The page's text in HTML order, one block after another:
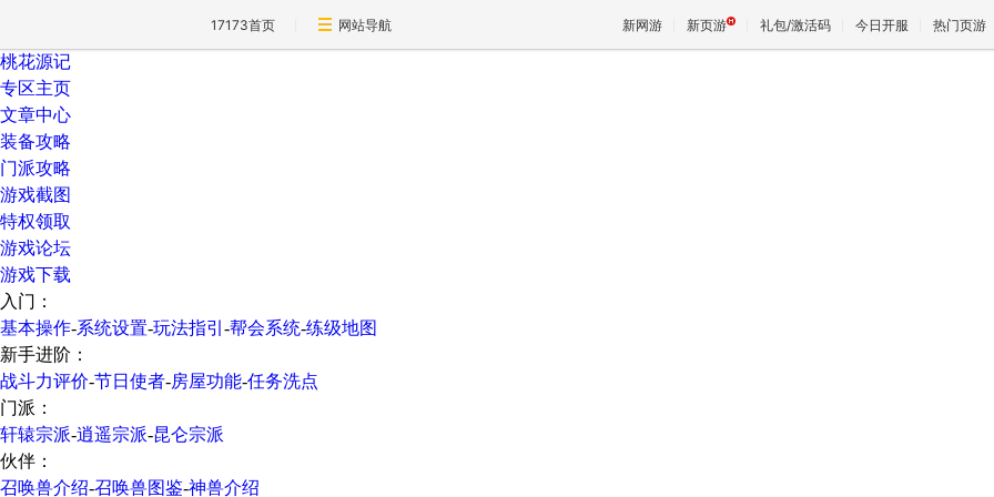
17173首页 网站导航 新网游 新页游 礼包/激活码 今日开服 热门页游
桃花源记
专区主页
文章中心
装备攻略
门派攻略
游戏截图
特权领取
游戏论坛
游戏下载
入门：
基本操作-系统设置-玩法指引 -帮会系统-练级地图
新手进阶：
战斗力评价-节日使者-房屋功能-任务洗点
门派：
轩辕宗派-逍遥宗派-昆仑宗派
伙伴：
召唤兽介绍-召唤兽图鉴-神兽介绍